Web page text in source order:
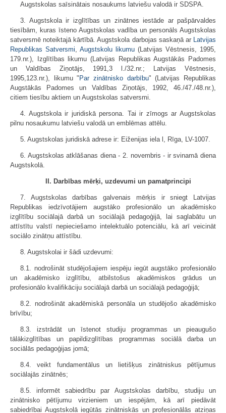
Augstskolas saīsinātais nosaukums latviešu valodā ir SDSPA.
3. Augstskola ir izglītības un zinātnes iestāde ar pašpārvaldes
tiesībām, kuras īsteno Augstskolas vadība un personāls Augstskolas
satversmē noteiktajā kārtībā. Augstskola darbojas saskaņā ar Latvijas
Republikas Satversmi, Augstskolu likumu (Latvijas Vēstnesis, 1995,
179.nr.), Izglītības likumu (Latvijas Republikas Augstākās Padomes
un Valdības Ziņotājs, 1991,3 l./32.nr.; Latvijas Vēstnesis,
1995,123.nr.), likumu " Par zinātnisko darbību" (Latvijas Republikas
Augstākās Padomes un Valdības Ziņotājs, 1992, 46./47./48.nr.),
citiem tiesību aktiem un Augstskolas satversmi.
4. Augstskola ir juridiskā persona. Tai ir zīmogs ar Augstskolas
pilnu nosaukumu latviešu valodā un emblēmas attēlu.
5. Augstskolas juridiskā adrese ir: Eiženijas iela l, Rīga, LV-1007.
6. Augstskolas atklāšanas diena - 2. novembris - ir svinamā diena
Augstskolā.
II. Darbības mērķi, uzdevumi un pamatprincipi
7. Augstskolas darbības galvenais mērķis ir sniegt Latvijas
Republikas iedzīvotājiem augstāko profesionālo un akadēmisko
izglītību sociālajā darbā un sociālajā pedagoģijā, lai saglabātu un
attīstītu valstī nepieciešamo intelektuālo potenciālu, kā arī veicināt
sociālo zinātņu attīstību.
8. Augstskolai ir šādi uzdevumi:
8.1. nodrošināt studējošajiem iespēju iegūt augstāko profesionālo
un akadēmisko izglītību, atbilstošus akadēmiskos grādus un
profesionālo kvalifikāciju sociālajā darbā un sociālajā pedagoģijā;
8.2. nodrošināt akadēmiskā personāla un studējošo akadēmisko
brīvību;
8.3. izstrādāt un īstenot studiju programmas un pieaugušo
tālākizglītības un papildizglītības programmas sociālā darba un
sociālās pedagoģijas jomā;
8.4. veikt fundamentālus un lietišķus zinātniskus pētījumus
sociālajās zinātnēs;
8.5. informēt sabiedrību par Augstskolas darbību, studiju un
zinātnisko pētījumu virzieniem un iespējām, kā arī piedāvāt
sabiedrībai Augstskolā iegūtās zinātniskās un profesionālās atziņas